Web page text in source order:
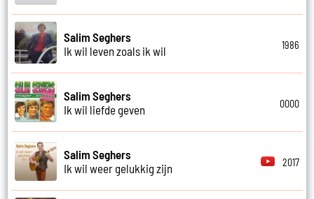
Salim Seghers
Ik wil leven zoals ik wil
1986
Salim Seghers
Ik wil liefde geven
0000
Salim Seghers
Ik wil weer gelukkig zijn
2017